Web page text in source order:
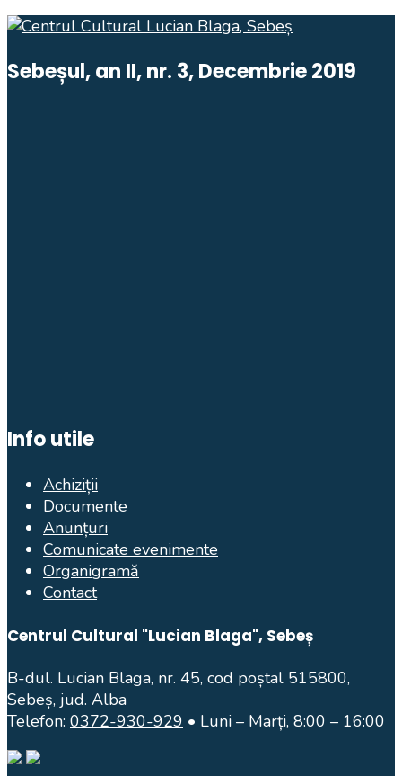
Sebeșul, an II, nr. 3, Decembrie 2019
Info utile
Achiziții
Documente
Anunțuri
Comunicate evenimente
Organigramă
Contact
Centrul Cultural "Lucian Blaga", Sebeș
B-dul. Lucian Blaga, nr. 45, cod poștal 515800,
Sebeș, jud. Alba
Telefon: 0372-930-929 • Luni – Marți, 8:00 – 16:00